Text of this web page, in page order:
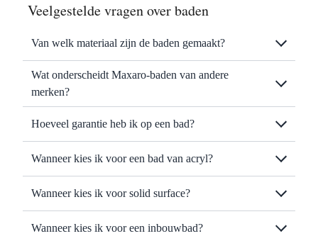
Veelgestelde vragen over baden
Van welk materiaal zijn de baden gemaakt?
Wat onderscheidt Maxaro-baden van andere
merken?
Hoeveel garantie heb ik op een bad?
Wanneer kies ik voor een bad van acryl?
Wanneer kies ik voor solid surface?
Wanneer kies ik voor een inbouwbad?